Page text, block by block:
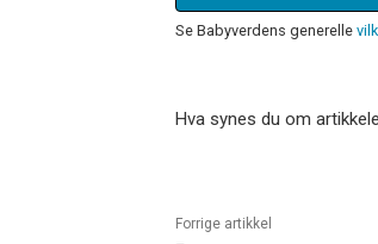
Se Babyverdens generelle
Hva synes du om
Forrige artikkel